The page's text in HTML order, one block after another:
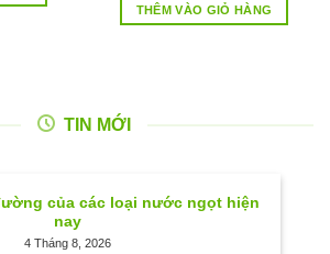
THÊM VÀO GIỎ HÀNG
TIN MỚI
của các loại nước ngọt hiện
nay
4 Tháng 8, 2026